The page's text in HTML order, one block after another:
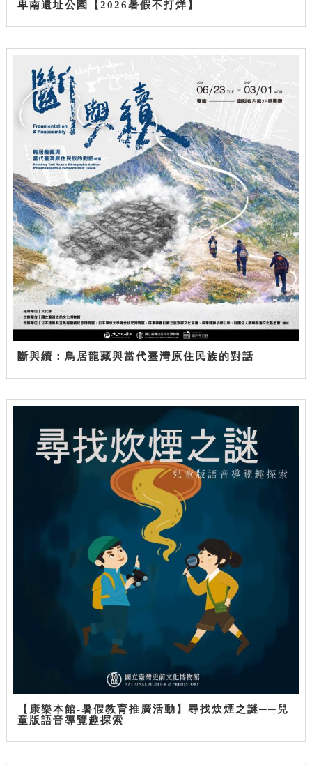
卑南遺址公園【2026暑假不打烊】
斷與續：鳥居龍藏與當代臺灣原住民族的對話
【康樂本館-暑假教育推廣活動】尋找炊煙之謎──兒
童版語音導覽趣探索